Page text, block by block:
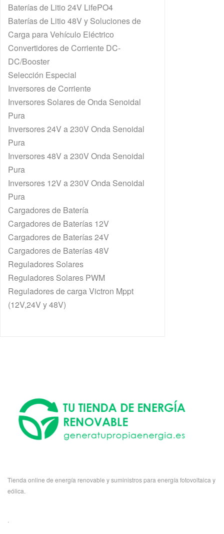
Baterías de Litio 24V LifePO4
Baterías de Litio 48V y Soluciones de
Carga para Vehículo Eléctrico
Convertidores de Corriente DC-
DC/Booster
Selección Especial
Inversores de Corriente
Inversores Solares de Onda Senoidal
Pura
Inversores 24V a 230V Onda Senoidal
Pura
Inversores 48V a 230V Onda Senoidal
Pura
Inversores 12V a 230V Onda Senoidal
Pura
Cargadores de Batería
Cargadores de Baterías 12V
Cargadores de Baterías 24V
Cargadores de Baterías 48V
Reguladores Solares
Reguladores Solares PWM
Reguladores de carga Victron Mppt
(12V,24V y 48V)
Tienda online de energía renovable y suministros para energía fotovoltaica y
eólica.
.